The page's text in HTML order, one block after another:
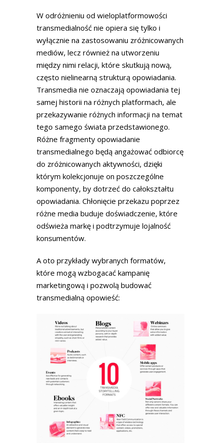
W odróżnieniu od wieloplatformowości
transmedialność nie opiera się tylko i
wyłącznie na zastosowaniu zróżnicowanych
mediów, lecz również na utworzeniu
między nimi relacji, które skutkują nową,
często nielinearną strukturą opowiadania.
Transmedia nie oznaczają opowiadania tej
samej historii na różnych platformach, ale
przekazywanie różnych informacji na temat
tego samego świata przedstawionego.
Różne fragmenty opowiadanie
transmedialnego będą angażować odbiorcę
do zróżnicowanych aktywności, dzięki
którym kolekcjonuje on poszczególne
komponenty, by dotrzeć do całokształtu
opowiadania. Chłonięcie przekazu poprzez
różne media buduje doświadczenie, które
odświeża markę i podtrzymuje lojalność
konsumentów.
A oto przykłady wybranych formatów,
które mogą wzbogacać kampanię
marketingową i pozwolą budować
transmedialną opowieść: